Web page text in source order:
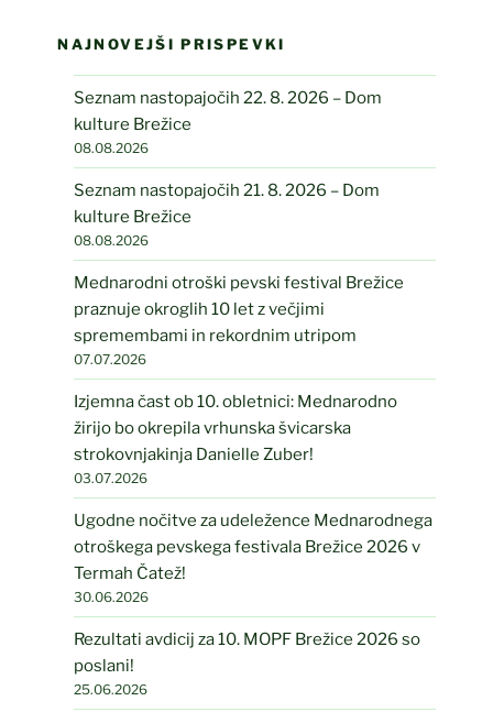
NAJNOVEJŠI PRISPEVKI
Seznam nastopajočih 22. 8. 2026 – Dom
kulture Brežice
08.08.2026
Seznam nastopajočih 21. 8. 2026 – Dom
kulture Brežice
08.08.2026
Mednarodni otroški pevski festival Brežice
praznuje okroglih 10 let z večjimi
spremembami in rekordnim utripom
07.07.2026
Izjemna čast ob 10. obletnici: Mednarodno
žirijo bo okrepila vrhunska švicarska
strokovnjakinja Danielle Zuber!
03.07.2026
Ugodne nočitve za udeležence Mednarodnega
otroškega pevskega festivala Brežice 2026 v
Termah Čatež!
30.06.2026
Rezultati avdicij za 10. MOPF Brežice 2026 so
poslani!
25.06.2026